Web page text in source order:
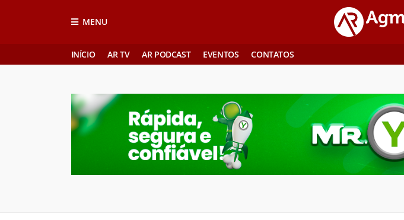
MENU
INÍCIO AR TV AR PODCAST EVENTOS CONTATOS